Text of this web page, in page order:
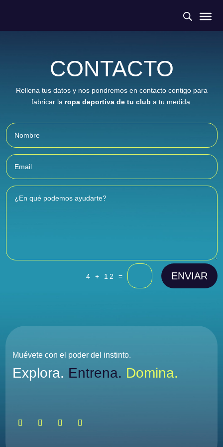
CONTACTO
Rellena tus datos y nos pondremos en contacto contigo para
fabricar la ropa deportiva de tu club a tu medida.
4 + 12 = ENVIAR
Muévete con el poder del instinto.
Explora. Entrena. Domina.